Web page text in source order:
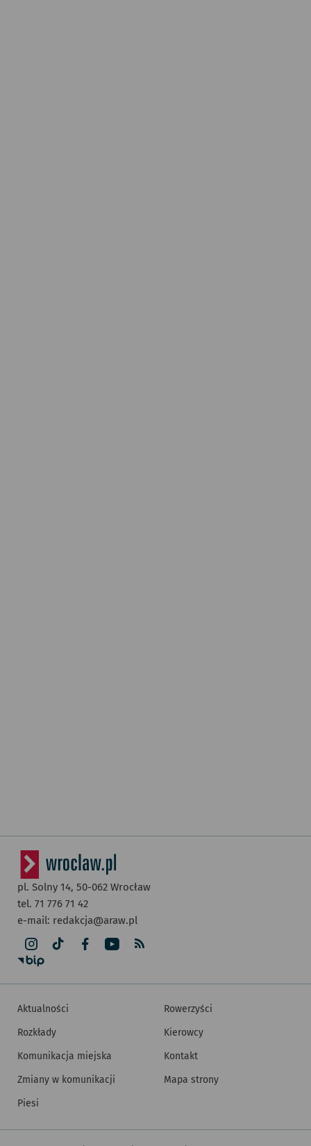
pl. Solny 14, 50-062 Wrocław
tel. 71 776 71 42
e-mail: redakcja@araw.pl
Aktualności
Rozkłady
Komunikacja miejska
Zmiany w komunikacji
Piesi
Rowerzyści
Kierowcy
Kontakt
Mapa strony
Inne informacje